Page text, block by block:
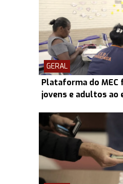
GERAL
Plataforma do
jovens e adultos ao